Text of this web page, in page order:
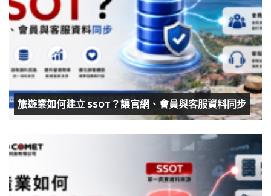
旅遊業如何建立 SSOT？讓官網、會員與客服資料同步